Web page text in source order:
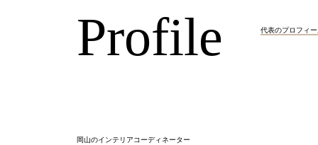
Profile
Profile 代表のプロフィ
岡山のインテリアコーディネーター